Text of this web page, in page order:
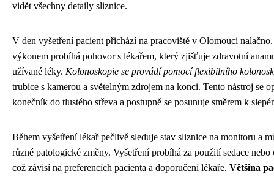
vidět všechny detaily sliznice.
V den vyšetření pacient přichází na pracoviště v Olomouci
výkonem probíhá pohovor s lékařem, který zjišťuje zdravotní
užívané léky. Kolonoskopie se provádí pomocí flexibilního
trubice s kamerou a světelným zdrojem na konci. Tento nástroj se
konečník do tlustého střeva a postupně se posunuje směrem k
Během vyšetření lékař pečlivě sleduje stav sliznice na monitoru a
různé patologické změny. Vyšetření probíhá za použití sedace nebo
což závisí na preferencích pacienta a doporučení lékaře. Většina